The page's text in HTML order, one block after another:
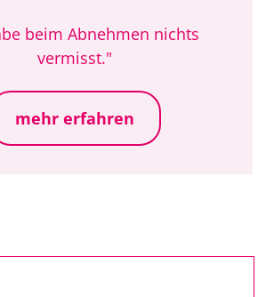
beim Abnehmen nichts
vermisst."
mehr erfahren